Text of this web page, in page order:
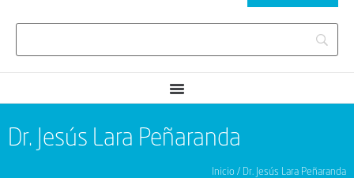
Dr. Jesús Lara Peñaranda
Inicio / Dr. Jesús Lara Peñaranda